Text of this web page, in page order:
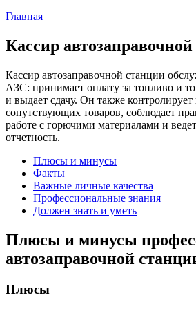
Главная
Кас­сир
Кассир автозаправочной станции
АЗС: принимает оплату за топливо и
и выдает сдачу. Он также
сопутствующих товаров, соблюдает
работе с горючими материалами и
отчетность.
Плюсы и минусы
Факты
Важные личные качества
Профессиональные знания
Должен знать и уметь
Плюсы и минусы
автозаправочной
Плюсы